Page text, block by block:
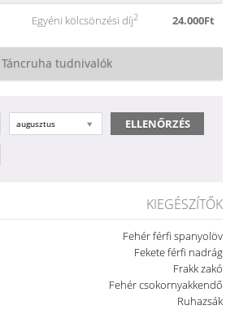
Egyéni kölcsönzési díj2 24.000Ft
Táncruha tudnivalók
augusztus
KIEGÉSZÍTŐK
Fehér férfi spanyolöv
Fekete férfi nadrág
Frakk zakó
Fehér csokornyakkendő
Ruhazsák